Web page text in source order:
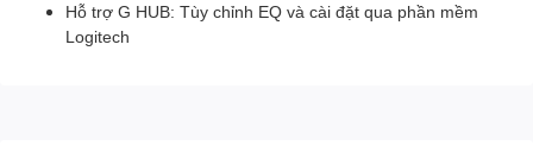
Hỗ trợ G HUB: Tùy chỉnh EQ và cài đặt qua phần mềm
Logitech